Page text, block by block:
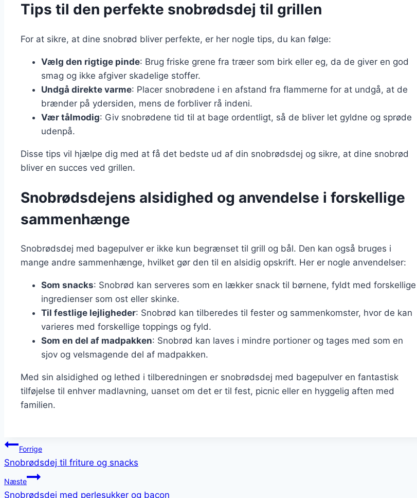
Tips til den perfekte snobrødsdej til grillen
For at sikre, at dine snobrød bliver perfekte, er her nogle tips, du kan følge:
Vælg den rigtige pinde: Brug friske grene fra træer som birk eller eg, da de giver en god
smag og ikke afgiver skadelige stoffer.
Undgå direkte varme: Placer snobrødene i en afstand fra flammerne for at undgå, at de
brænder på ydersiden, mens de forbliver rå indeni.
Vær tålmodig: Giv snobrødene tid til at bage ordentligt, så de bliver let gyldne og sprøde
udenpå.
Disse tips vil hjælpe dig med at få det bedste ud af din snobrødsdej og sikre, at dine snobrød
bliver en succes ved grillen.
Snobrødsdejens alsidighed og anvendelse i forskellige
sammenhænge
Snobrødsdej med bagepulver er ikke kun begrænset til grill og bål. Den kan også bruges i
mange andre sammenhænge, hvilket gør den til en alsidig opskrift. Her er nogle anvendelser:
Som snacks: Snobrød kan serveres som en lækker snack til børnene, fyldt med forskellige
ingredienser som ost eller skinke.
Til festlige lejligheder: Snobrød kan tilberedes til fester og sammenkomster, hvor de kan
varieres med forskellige toppings og fyld.
Som en del af madpakken: Snobrød kan laves i mindre portioner og tages med som en
sjov og velsmagende del af madpakken.
Med sin alsidighed og lethed i tilberedningen er snobrødsdej med bagepulver en fantastisk
tilføjelse til enhver madlavning, uanset om det er til fest, picnic eller en hyggelig aften med
familien.
Indlægsnavigation
Forrige
Snobrødsdej til friture og snacks
Næste
Snobrødsdej med perlesukker og bacon